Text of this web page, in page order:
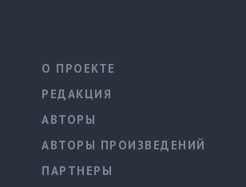
О ПРОЕКТЕ
РЕДАКЦИЯ
АВТОРЫ
АВТОРЫ ПРОИЗВЕДЕНИЙ
ПАРТНЕРЫ